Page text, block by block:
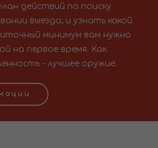
действий по поиску
выезда; и узнать какой
минимум вам нужно
на первое время. Как
- лучшее оружие.